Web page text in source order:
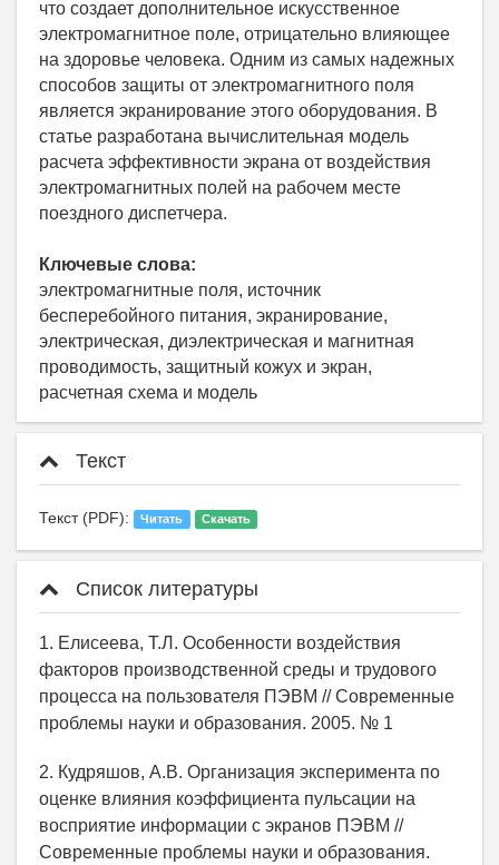
что создает дополнительное искусственное
электромагнитное поле, отрицательно влияющее
на здоровье человека. Одним из самых надежных
способов защиты от электромагнитного поля
является экранирование этого оборудования. В
статье разработана вычислительная модель
расчета эффективности экрана от воздействия
электромагнитных полей на рабочем месте
поездного диспетчера.
Ключевые слова:
электромагнитные поля, источник
бесперебойного питания, экранирование,
электрическая, диэлектрическая и магнитная
проводимость, защитный кожух и экран,
расчетная схема и модель
Текст
Текст (PDF): Читать Скачать
Список литературы
1. Елисеева, Т.Л. Особенности воздействия
факторов производственной среды и трудового
процесса на пользователя ПЭВМ // Современные
проблемы науки и образования. 2005. № 1
2. Кудряшов, А.В. Организация эксперимента по
оценке влияния коэффициента пульсации на
восприятие информации с экранов ПЭВМ //
Современные проблемы науки и образования.